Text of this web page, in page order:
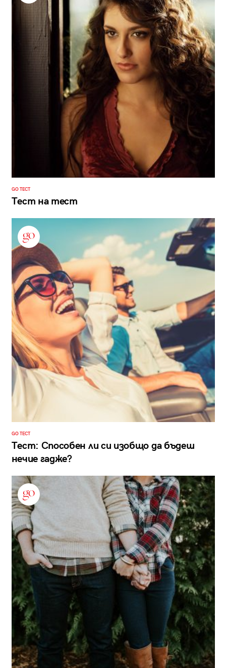
GO ТЕСТ
Тест на тест
GO ТЕСТ
Тест: Способен ли си изобщо да бъдеш
нечие гадже?